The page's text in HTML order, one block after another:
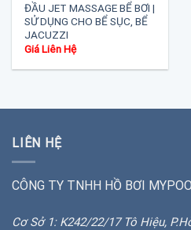
ĐẦU JET MASSAGE BỂ BƠI |
SỬ DỤNG CHO BỂ SỤC, BỂ
JACUZZI
Giá Liên Hệ
LIÊN HỆ
CÔNG TY TNHH HỒ BƠI
Cơ Sở 1: K242/22/17 Tô Hiệu,